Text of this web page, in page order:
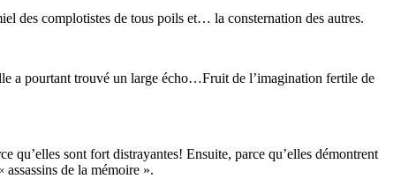
des complotistes de tous poils et… la consternation des autres.
a pourtant trouvé un large écho…Fruit de l’imagination fertile de
qu’elles sont fort distrayantes! Ensuite, parce qu’elles démontrent
de la mémoire ».